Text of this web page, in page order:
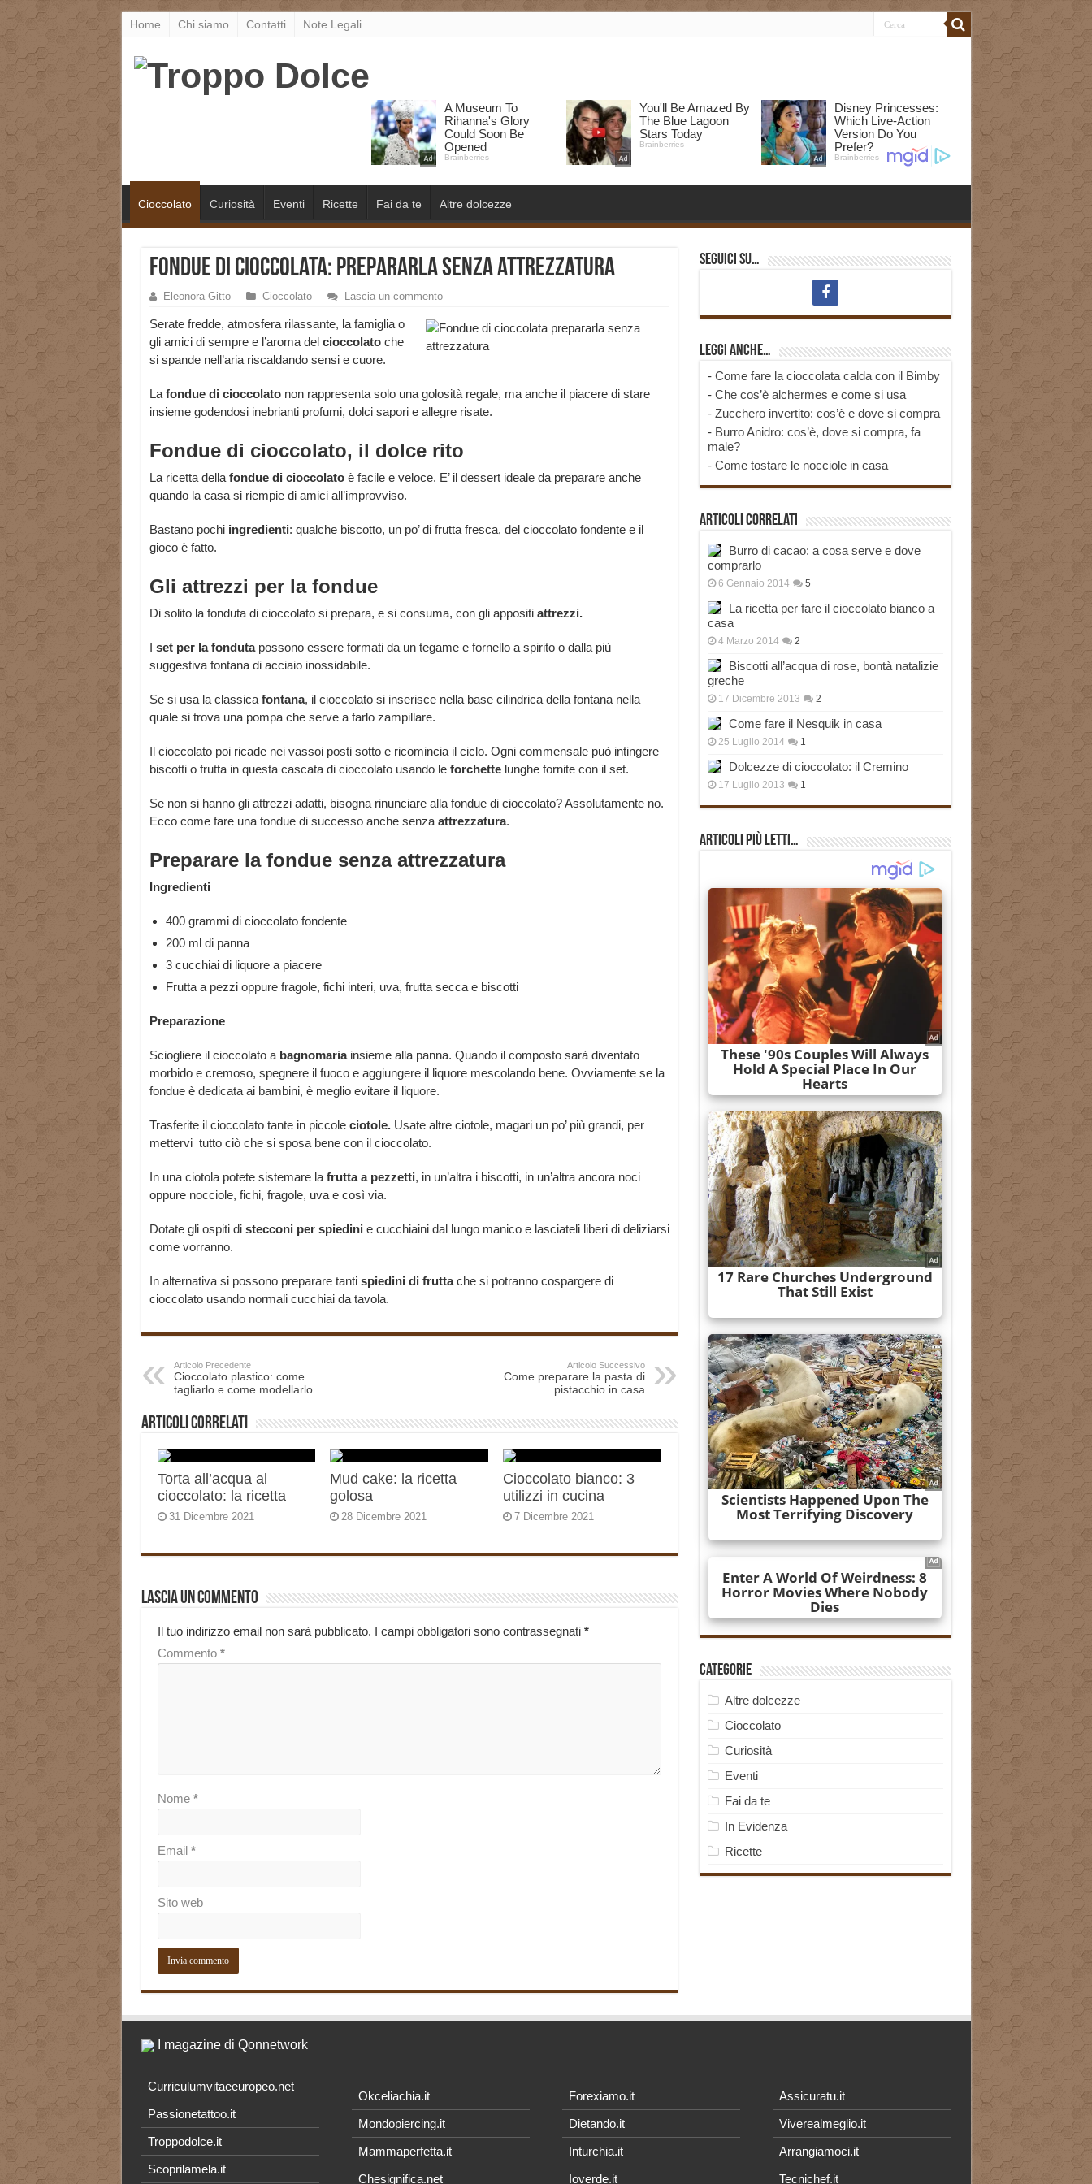
Home Chi siamo Contatti Note Legali
Cioccolato Curiosità Eventi Ricette Fai da te Altre dolcezze
Fondue di cioccolata: prepararla senza attrezzatura
Eleonora Gitto Cioccolato Lascia un commento
Serate fredde, atmosfera rilassante, la famiglia o
gli amici di sempre e l’aroma del cioccolatoche
si spande nell’aria riscaldando sensi e cuore.
La fondue di cioccolatonon rappresenta solo una golosità regale, ma anche il piacere di stare
insieme godendosi inebrianti profumi, dolci sapori e allegre risate.
Fondue di cioccolato, il dolce rito
La ricetta della fondue di cioccolatoè facile e veloce. E’ il dessert ideale da preparare anche
quando la casa si riempie di amici all’improvviso.
Bastano pochi ingredienti: qualche biscotto, un po’ di frutta fresca, del cioccolato fondente e il
gioco è fatto.
Gli attrezzi per la fondue
Di solito la fonduta di cioccolato si prepara, e si consuma, con gli appositi attrezzi.
I set per la fondutapossono essere formati da un tegame e fornello a spirito o dalla più
suggestiva fontana di acciaio inossidabile.
Se si usa la classica fontana, il cioccolato si inserisce nella base cilindrica della fontana nella
quale si trova una pompa che serve a farlo zampillare.
Il cioccolato poi ricade nei vassoi posti sotto e ricomincia il ciclo. Ogni commensale può intingere
biscotti o frutta in questa cascata di cioccolato usando le forchettelunghe fornite con il set.
Se non si hanno gli attrezzi adatti, bisogna rinunciare alla fondue di cioccolato? Assolutamente no.
Ecco come fare una fondue di successo anche senza attrezzatura.
Preparare la fondue senza attrezzatura
Ingredienti
400 grammi di cioccolato fondente
200 ml di panna
3 cucchiai di liquore a piacere
Frutta a pezzi oppure fragole, fichi interi, uva, frutta secca e biscotti
Preparazione
Sciogliere il cioccolato a bagnomariainsieme alla panna. Quando il composto sarà diventato
morbido e cremoso, spegnere il fuoco e aggiungere il liquore mescolando bene. Ovviamente se la
fondue è dedicata ai bambini, è meglio evitare il liquore.
Trasferite il cioccolato tante in piccole ciotole. Usate altre ciotole, magari un po’ più grandi, per
mettervi tutto ciò che si sposa bene con il cioccolato.
In una ciotola potete sistemare lafrutta a pezzetti, in un’altra i biscotti, in un’altra ancora noci
oppure nocciole, fichi, fragole, uva e così via.
Dotate gli ospiti di stecconi per spiedini e cucchiaini dal lungo manico e lasciateli liberi di deliziarsi
come vorranno.
In alternativa si possono preparare tanti spiedini di fruttache si potranno cospargere di
cioccolato usando normali cucchiai da tavola.
Articolo Precedente
Cioccolato plastico: come
tagliarlo e come modellarlo
Articolo Successivo
Come preparare la pasta di
pistacchio in casa
Articoli correlati
Torta all’acqua al
cioccolato: la ricetta
31 Dicembre 2021
Mud cake: la ricetta
golosa
28 Dicembre 2021
Cioccolato bianco: 3
utilizzi in cucina
7 Dicembre 2021
Lascia un commento
Il tuo indirizzo email non sarà pubblicato. I campi obbligatori sono contrassegnati *
Commento *
Nome *
Email *
Sito web
Seguici su…
Leggi anche…
- Come fare la cioccolata calda con il Bimby
- Che cos’è alchermes e come si usa
- Zucchero invertito: cos’è e dove si compra
- Burro Anidro: cos’è, dove si compra, fa
male?
- Come tostare le nocciole in casa
Articoli correlati
Burro di cacao: a cosa serve e dove
comprarlo
6 Gennaio 2014 5
La ricetta per fare il cioccolato bianco a
casa
4 Marzo 2014 2
Biscotti all’acqua di rose, bontà natalizie
greche
17 Dicembre 2013 2
Come fare il Nesquik in casa
25 Luglio 2014 1
Dolcezze di cioccolato: il Cremino
17 Luglio 2013 1
Articoli più Letti…
Categorie
Altre dolcezze
Cioccolato
Curiosità
Eventi
Fai da te
In Evidenza
Ricette
I magazine di Qonnetwork
Curriculumvitaeeuropeo.net
Passionetattoo.it
Troppodolce.it
Scoprilamela.it
Okceliachia.it
Mondopiercing.it
Mammaperfetta.it
Chesignifica.net
Forexiamo.it
Dietando.it
Inturchia.it
Ioverde.it
Assicuratu.it
Viverealmeglio.it
Arrangiamoci.it
Tecnichef.it